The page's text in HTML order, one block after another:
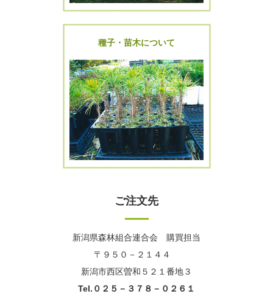
種子・苗木について
ご注文先
新潟県森林組合連合会 購買担当
〒９５０－２１４４
新潟市西区曽和５２１番地３
Tel.０２５－３７８－０２６１